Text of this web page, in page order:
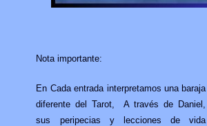
Nota importante:
En Cada entrada interpretamos una baraja
diferente del Tarot, A través de Daniel,
sus peripecias y lecciones de vida